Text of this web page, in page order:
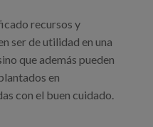
recursos y
ser de utilidad en una
que además pueden
en
con el buen cuidado.